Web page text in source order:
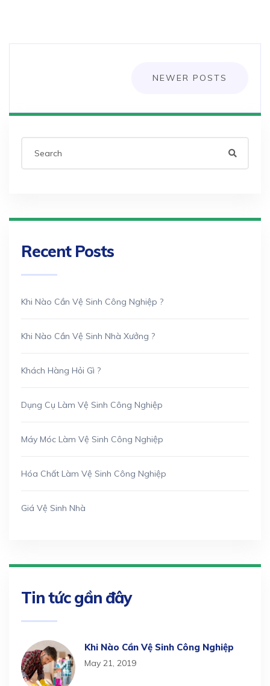
NEWER POSTS
Recent Posts
Khi Nào Cần Vệ Sinh Công Nghiệp ?
Khi Nào Cần Vệ Sinh Nhà Xưởng ?
Khách Hàng Hỏi Gì ?
Dụng Cụ Làm Vệ Sinh Công Nghiệp
Máy Móc Làm Vệ Sinh Công Nghiệp
Hóa Chất Làm Vệ Sinh Công Nghiệp
Giá Vệ Sinh Nhà
Tin tức gần đây
Khi Nào Cần Vệ Sinh Công Nghiệp
May 21, 2019